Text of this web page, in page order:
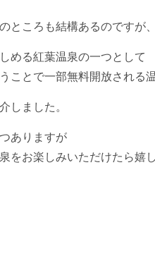
ところも結構あるのですが、
める紅葉温泉の一つとして
ことで一部無料開放される
しました。
ありますが
をお楽しみいただけたら嬉し